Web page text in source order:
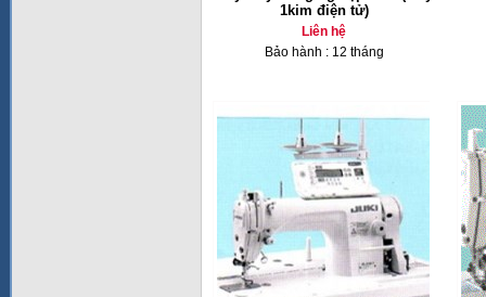
1kim điện tử)
Liên hệ
Bảo hành : 12 tháng